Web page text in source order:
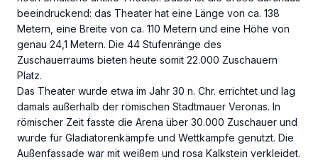
beeindruckend: das Theater hat eine Länge von ca. 138
Metern, eine Breite von ca. 110 Metern und eine Höhe von
genau 24,1 Metern. Die 44 Stufenränge des
Zuschauerraums bieten heute somit 22.000 Zuschauern
Platz.
Das Theater wurde etwa im Jahr 30 n. Chr. errichtet und lag
damals außerhalb der römischen Stadtmauer Veronas. In
römischer Zeit fasste die Arena über 30.000 Zuschauer und
wurde für Gladiatorenkämpfe und Wettkämpfe genutzt. Die
Außenfassade war mit weißem und rosa Kalkstein verkleidet.